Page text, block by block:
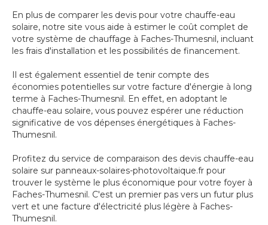
En plus de comparer les devis pour votre chauffe-eau
solaire, notre site vous aide à estimer le coût complet de
votre système de chauffage à Faches-Thumesnil, incluant
les frais d'installation et les possibilités de financement.
Il est également essentiel de tenir compte des
économies potentielles sur votre facture d'énergie à long
terme à Faches-Thumesnil. En effet, en adoptant le
chauffe-eau solaire, vous pouvez espérer une réduction
significative de vos dépenses énergétiques à Faches-
Thumesnil.
Profitez du service de comparaison des devis chauffe-eau
solaire sur panneaux-solaires-photovoltaique.fr pour
trouver le système le plus économique pour votre foyer à
Faches-Thumesnil. C'est un premier pas vers un futur plus
vert et une facture d'électricité plus légère à Faches-
Thumesnil.